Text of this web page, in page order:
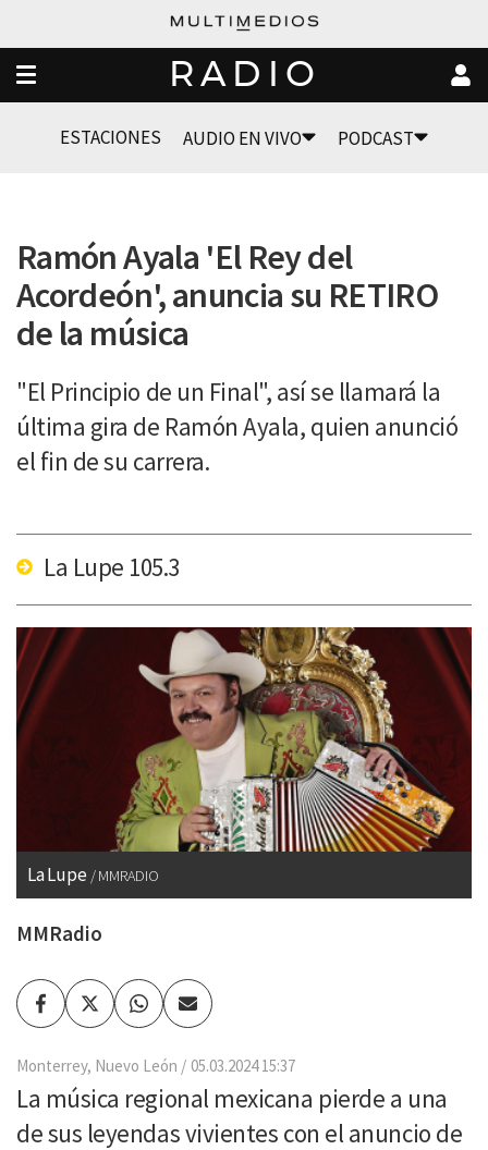
RADIO
ESTACIONES AUDIO EN VIVO PODCAST
Ramón Ayala 'El Rey del
Acordeón', anuncia su RETIRO
de la música
"El Principio de un Final", así se llamará la
última gira de Ramón Ayala, quien anunció
el fin de su carrera.
La Lupe 105.3
La Lupe MMRADIO
MMRadio
FacebookTwitterWhatsapp
Enviar
por
Monterrey, Nuevo León 05.03.2024 15:37
La música regional mexicana pierde a una
de sus leyendas vivientes con el anuncio de